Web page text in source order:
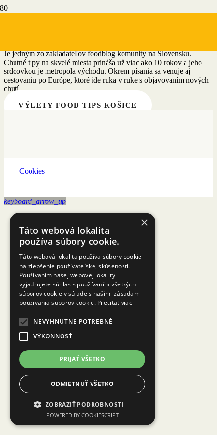
Je jedným zo zakladateľov foodblog komunity na Slovensku.
Chutné tipy na skvelé miesta prináša už viac ako 10 rokov a jeho
srdcovkou je metropola východu. Okrem písania sa venuje aj
cestovaniu po Európe, ktoré ide ruka v ruke s objavovaním nových
chutí.
VÝLETY FOOD TIPS KOŠICE
Cookies
keyboard_arrow_up
×
Táto webová lokalita
používa súbory cookie.
Táto webová lokalita používa súbory cookie
na zlepšenie používateľskej skúsenosti.
Používaním našej webovej lokality
vyjadrujete súhlas s používaním všetkých
súborov cookie v súlade s našimi zásadami
používania súborov cookie. Prečítať viac
NEVYHNUTNE POTREBNÉ
VÝKONNOSŤ
PRIJAŤ VŠETKO
ODMIETNUŤ VŠETKO
ZOBRAZIŤ PODROBNOSTI
POWERED BY COOKIESCRIPT